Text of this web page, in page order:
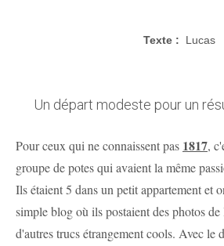
Texte : Lucas
Un départ modeste pour un
Pour ceux qui ne connaissent pas 1817,
groupe de potes qui avaient la même
Ils étaient 5 dans un petit appartement et
simple blog où ils postaient des photos de
d'autres trucs étrangement cools. Avec le